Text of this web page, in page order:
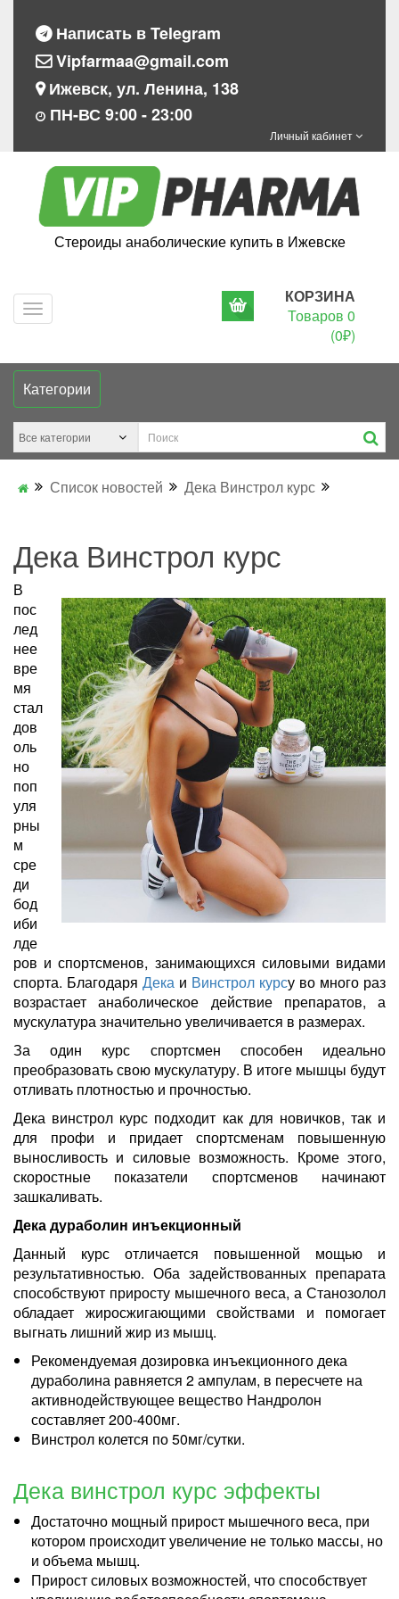
Написать в Telegram
Vipfarmaa@gmail.com
Ижевск, ул. Ленина, 138
ПН-ВС 9:00 - 23:00
Личный кабинет
Стероиды анаболические купить в Ижевске
КОРЗИНА
Товаров 0
(0₽)
Категории
Список новостей Дека Винстрол курс
Дека Винстрол курс
В
пос
лед
нее
вре
мя
стал
дов
оль
но
поп
уля
рны
м
сре
ди
бод
иби
лде
ров и спортсменов, занимающихся силовыми видами
спорта. Благодаря Дека и Винстрол курсу во много раз
возрастает анаболическое действие препаратов, а
мускулатура значительно увеличивается в размерах.
За один курс спортсмен способен идеально
преобразовать свою мускулатуру. В итоге мышцы будут
отливать плотностью и прочностью.
Дека винстрол курс подходит как для новичков, так и
для профи и придает спортсменам повышенную
выносливость и силовые возможность. Кроме этого,
скоростные показатели спортсменов начинают
зашкаливать.
Дека дураболин инъекционный
Данный курс отличается повышенной мощью и
результативностью. Оба задействованных препарата
способствуют приросту мышечного веса, а Станозолол
обладает жиросжигающими свойствами и помогает
выгнать лишний жир из мышц.
Рекомендуемая дозировка инъекционного дека
дураболина равняется 2 ампулам, в пересчете на
активнодействующее вещество Нандролон
составляет 200-400мг.
Винстрол колется по 50мг/сутки.
Дека винстрол курс эффекты
Достаточно мощный прирост мышечного веса, при
котором происходит увеличение не только массы, но
и объема мышц.
Прирост силовых возможностей, что способствует